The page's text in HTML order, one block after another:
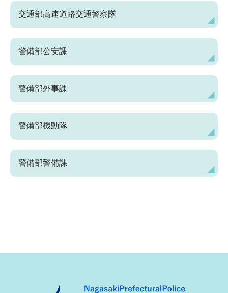
交通部高速道路交通警察隊
警備部公安課
警備部外事課
警備部機動隊
警備部警備課